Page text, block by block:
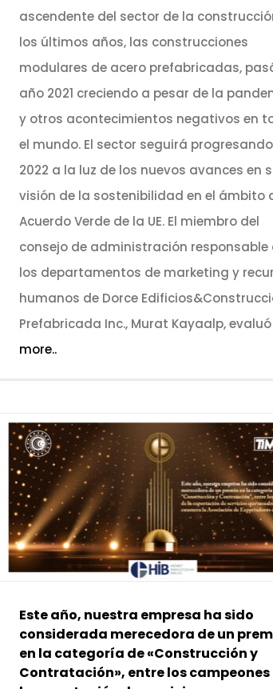
ascendente del sector de la
los últimos años, las construcciones
modulares de acero prefabricadas,
año 2021 creciendo a pesar de la
y otros acontecimientos negativos en
el mundo. El sector seguirá
2022 a la luz de los nuevos avances en
visión de la sostenibilidad en el ámbito
Acuerdo Verde de la UE. El miembro del
consejo de administración responsable
los departamentos de marketing y
humanos de Dorce
Prefabricada Inc., Murat Kayaalp, evaluó
more..
Este año, nuestra empresa ha sido
considerada merecedora de un
en la categoría de «Construcción y
Contratación», entre los campeones